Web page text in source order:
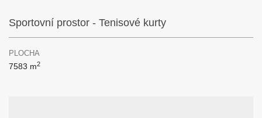
Sportovní prostor - Tenisové kurty
PLOCHA
7583 m2